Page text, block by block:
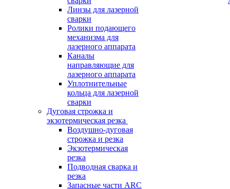
Линзы для лазерной
сварки
Ролики подающего
механизма для
лазерного аппарата
Каналы
направляющие для
лазерного аппарата
Уплотнительные
кольца для лазерной
сварки
Дуговая строжка и
экзотермическая резка
Воздушно-дуговая
строжка и резка
Экзотермическая
резка
Подводная сварка и
резка
Запасные части ARC